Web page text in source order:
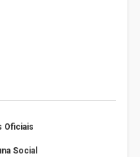
Oficiais
Social